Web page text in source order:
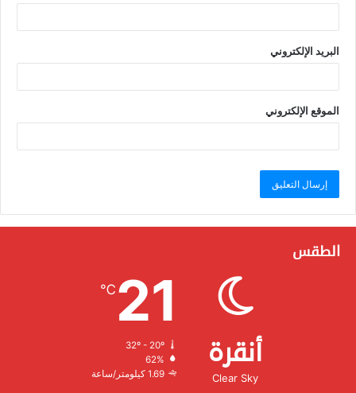
البريد الإلكتروني
الموقع الإلكتروني
الطقس
أنقرة
Clear Sky
21
℃
32º - 20º
الرطوبة:
الرياح:1.69 كيلومتر/ساعة